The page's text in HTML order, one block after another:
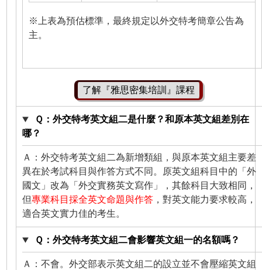
※上表為預估標準，最終規定以外交特考簡章公告為
主。
了解『雅思密集培訓』課程
Ｑ：外交特考英文組二是什麼？和原本英文組差別在
哪？
Ａ：外交特考英文組二為新增類組，與原本英文組主要差
異在於考試科目與作答方式不同。原英文組科目中的「外
國文」改為「外交實務英文寫作」，其餘科目大致相同，
但專業科目採全英文命題與作答 ，對英文能力要求較高，
適合英文實力佳的考生。
Ｑ：外交特考英文組二會影響英文組一的名額嗎？
Ａ：不會。外交部表示英文組二的設立並不會壓縮英文組